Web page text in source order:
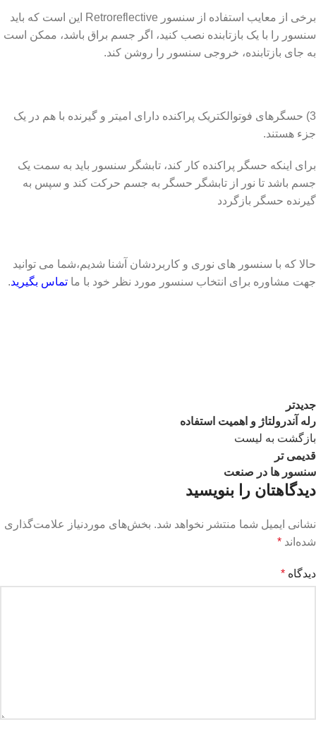
برخی از معایب استفاده از سنسور Retroreflective این است که باید
سنسور را با یک بازتابنده نصب کنید، اگر جسم براق باشد، ممکن است
به جای بازتابنده، خروجی سنسور را روشن کند.
3) حسگرهای فوتوالکتریک پراکنده دارای امیتر و گیرنده با هم در یک
جزء هستند.
برای اینکه حسگر پراکنده کار کند، تابشگر سنسور باید به سمت یک
جسم باشد تا نور از تابشگر حسگر به جسم حرکت کند و سپس به
گیرنده حسگر بازگردد
حالا که با سنسور های نوری و کاربردشان آشنا شدیم،شما می توانید
جهت مشاوره برای انتخاب سنسور مورد نظر خود با ما تماس بگیرید.
جدیدتر
رله آندرولتاژ و اهمیت استفاده
بازگشت به لیست
قدیمی تر
سنسور ها در صنعت
دیدگاهتان را بنویسید
نشانی ایمیل شما منتشر نخواهد شد. بخش‌های موردنیاز علامت‌گذاری
شده‌اند *
دیدگاه *